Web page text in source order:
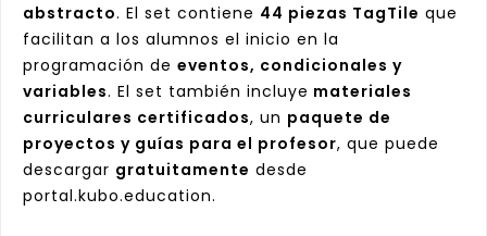
abstracto. El set contiene 44 piezas TagTile que
facilitan a los alumnos el inicio en la
programación de eventos, condicionales y
variables. El set también incluye materiales
curriculares certificados, un paquete de
proyectos y guías para el profesor, que puede
descargar gratuitamente desde
portal.kubo.education.